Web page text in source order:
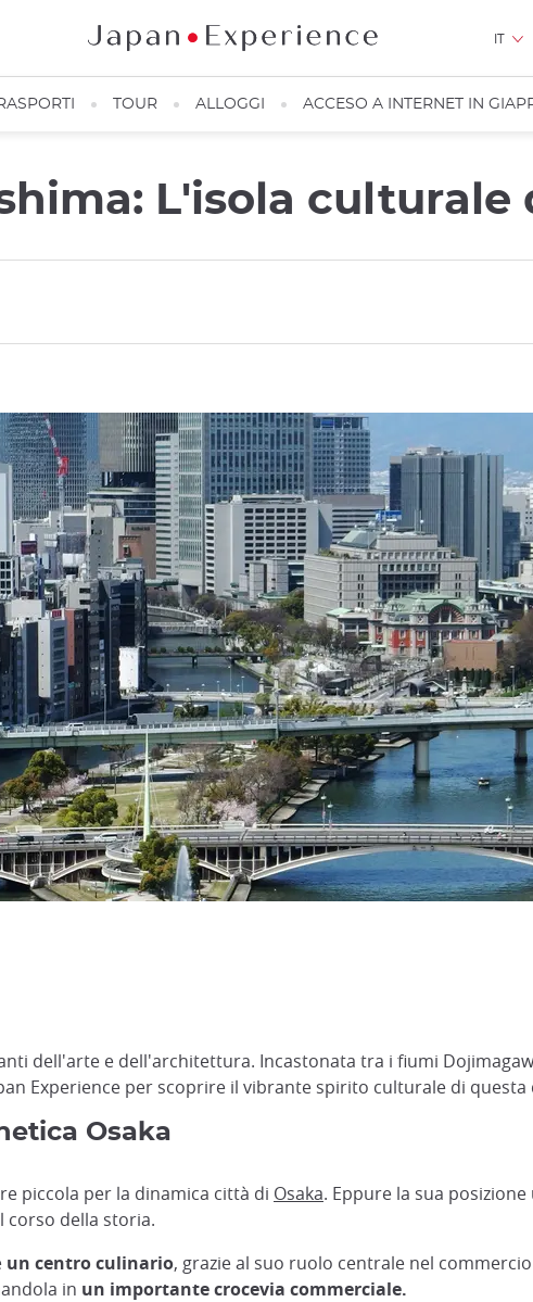
IT
TOUR ALLOGGI ACCESO A INTERNET IN
L'isola culturale
dell'arte e dell'architettura. Incastonata tra i fiumi
Experience per scoprire il vibrante spirito culturale di
Osaka
piccola per la dinamica città di Osaka. Eppure la sua posizione
corso della storia.
un centro culinario, grazie al suo ruolo centrale nel
in un importante crocevia commerciale.